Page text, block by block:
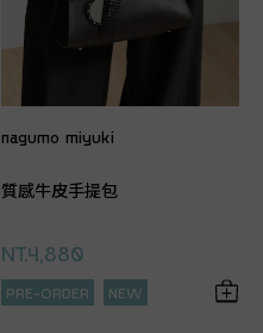
nagumo miyuki
質感牛皮手提包
NT.4,880
PRE-ORDER NEW